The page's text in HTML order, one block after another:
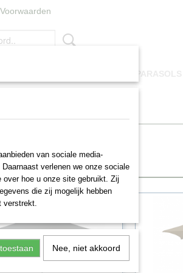
Voorwaarden
van sociale media-
verlenen we onze sociale
hoe u onze site gebruikt. Zij
die zij mogelijk hebben
verstrekt.
Nee, niet akkoord